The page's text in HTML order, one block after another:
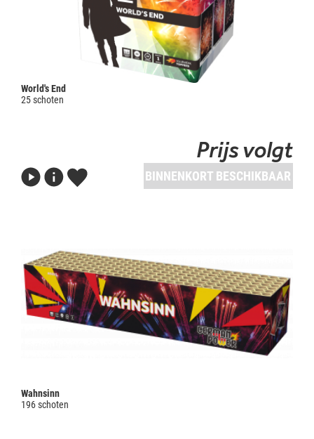
World's End
25 schoten
Prijs volgt
BINNENKORT BESCHIKBAAR
Wahnsinn
196 schoten